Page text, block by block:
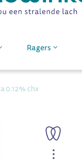
Ragers
0.12% chx